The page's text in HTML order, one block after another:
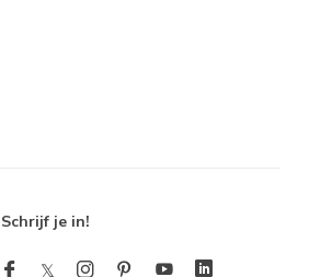
Schrijf je in!